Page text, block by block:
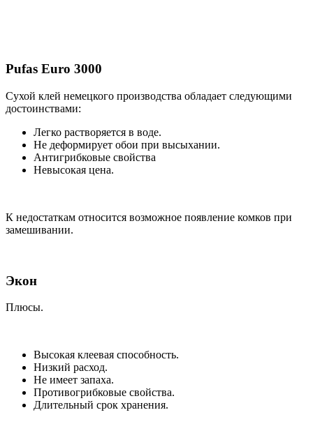
Pufas Euro 3000
Сухой клей немецкого производства обладает следующими
достоинствами:
Легко растворяется в воде.
Не деформирует обои при высыхании.
Антигрибковые свойства
Невысокая цена.
К недостаткам относится возможное появление комков при
замешивании.
Экон
Плюсы.
Высокая клеевая способность.
Низкий расход.
Не имеет запаха.
Противогрибковые свойства.
Длительный срок хранения.